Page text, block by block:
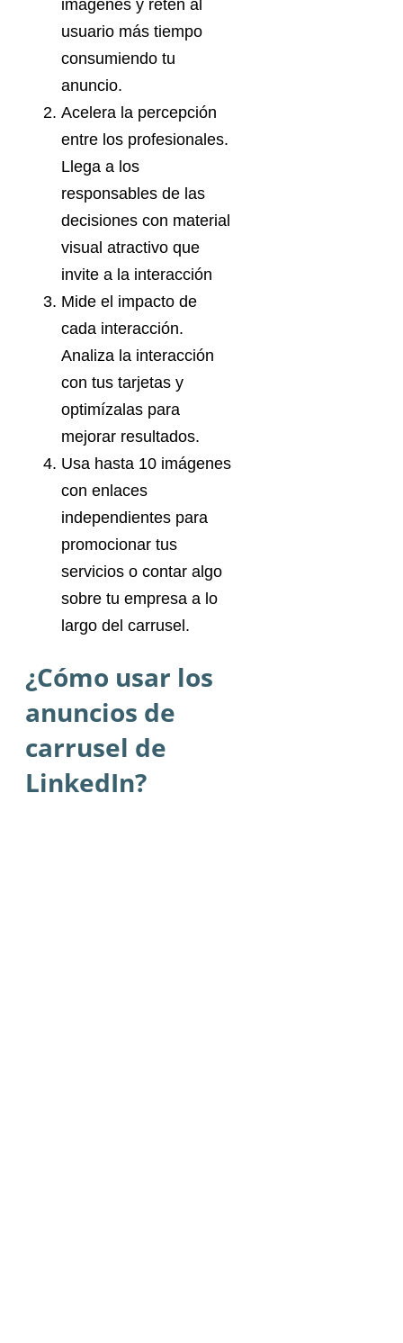
imágenes y retén al
usuario más tiempo
consumiendo tu
anuncio.
Acelera la percepción
entre los profesionales.
Llega a los
responsables de las
decisiones con material
visual atractivo que
invite a la interacción
Mide el impacto de
cada interacción.
Analiza la interacción
con tus tarjetas y
optimízalas para
mejorar resultados.
Usa hasta 10 imágenes
con enlaces
independientes para
promocionar tus
servicios o contar algo
sobre tu empresa a lo
largo del carrusel.
¿Cómo usar los
anuncios de
carrusel de
LinkedIn?